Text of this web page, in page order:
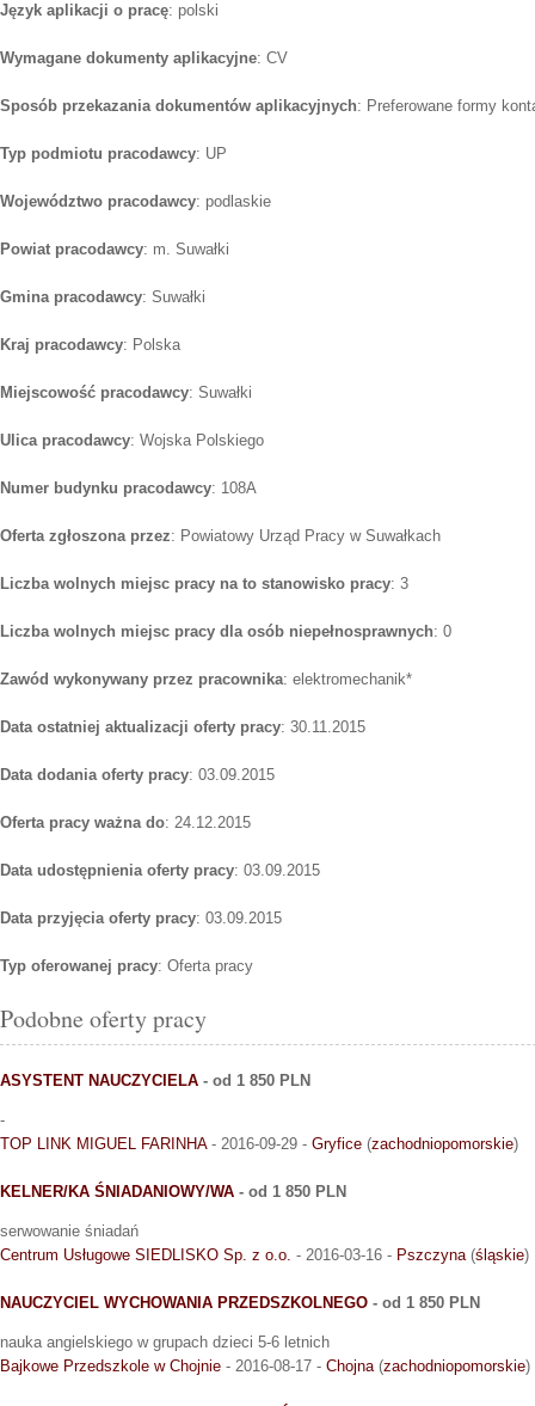
Język aplikacji o pracę: polski
Wymagane dokumenty aplikacyjne: CV
Sposób przekazania dokumentów aplikacyjnych: Preferowane formy
Typ podmiotu pracodawcy: UP
Województwo pracodawcy: podlaskie
Powiat pracodawcy: m. Suwałki
Gmina pracodawcy: Suwałki
Kraj pracodawcy: Polska
Miejscowość pracodawcy: Suwałki
Ulica pracodawcy: Wojska Polskiego
Numer budynku pracodawcy: 108A
Oferta zgłoszona przez: Powiatowy Urząd Pracy w Suwałkach
Liczba wolnych miejsc pracy na to stanowisko pracy: 3
Liczba wolnych miejsc pracy dla osób niepełnosprawnych: 0
Zawód wykonywany przez pracownika: elektromechanik*
Data ostatniej aktualizacji oferty pracy: 30.11.2015
Data dodania oferty pracy: 03.09.2015
Oferta pracy ważna do: 24.12.2015
Data udostępnienia oferty pracy: 03.09.2015
Data przyjęcia oferty pracy: 03.09.2015
Typ oferowanej pracy: Oferta pracy
Podobne oferty pracy
ASYSTENT NAUCZYCIELA - od 1 850 PLN
-
TOP LINK MIGUEL FARINHA- 2016-09-29 - Gryfice (zachodniopomorskie)
KELNER/KA ŚNIADANIOWY/WA - od 1 850 PLN
serwowanie śniadań
Centrum Usługowe SIEDLISKO Sp. z o.o. - 2016-03-16 - Pszczyna(śląskie)
NAUCZYCIEL WYCHOWANIA PRZEDSZKOLNEGO - od 1 850 PLN
nauka angielskiego w grupach dzieci 5-6 letnich
Bajkowe Przedszkole w Chojnie - 2016-08-17 - Chojna(zachodniopomorskie)